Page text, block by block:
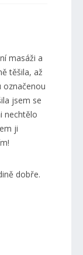
masáži a
těšila, až
označenou
jsem se
nechtělo
ji
dobře.